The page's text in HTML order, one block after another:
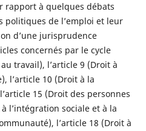
à quelques débats
politiques de l’emploi et leur
d’une jurisprudence
concernés par le cycle
travail), l’article 9 (Droit à
l’article 10 (Droit à la
15 (Droit des personnes
l’intégration sociale et à la
l’article 18 (Droit à